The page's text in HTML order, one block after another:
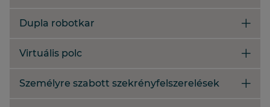
Dupla robotkar
Virtuális polc
Személyre szabott szekrényfelszerelések